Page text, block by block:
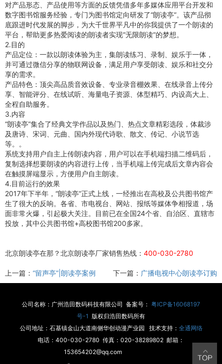
对产品形态、产品使用等方面的反馈凭借多年多媒体应用平台开发和
数字图书馆服务经验，专门为图书馆定向研发了“朗读亭”。该产品彻
底跟进时代发展的脚步，为大千世界平凡中的你我提供了一个朗读的
平台，帮助更多热爱阅读的朗读者实现“无限朗读”的梦想。
2.目的
产品定位：一款以朗读体验为主，集朗读练习、录制、娱乐于一体，
并可通过微信分享的物联网设备，满足用户享受朗读、娱乐和社交分
享的需求。
产品特色：顶尖高品质音效设备、专业录音棚效果、在线录音上传分
享、智能评分、在线试听、海量电子资源、体型精巧、内设高大上、
全程自助服务。
3.内容
“朗读亭”集合了经典文学作品以及热门、热点文章精彩选段，体裁涉
及唐诗、宋词、元曲、国内外现代诗歌、散文、传记、小说节选
等。。
系统支持用户自主上传朗读内容，用户可以在手机端扫描二维码后，
复制选择想要朗读的内容进行上传，当手机端上传完成后文章内容会
在触摸屏端显示，方便用户自主朗读。
4.目前运行的效果
2017年下半年，“朗读亭”正式上线，一经推出在高校及公共图书馆产
生了很大的反响。各省、市电视台、网站、报纸等媒体争相报道，场
面非常火爆，引起极大关注。目前已在全国24个省、自治区、直辖市
投放，其中公共图书馆+高校图书馆200多家。
北京朗读亭在那？北京朗读亭厂家销售热线： 400-030-2780
上一篇： “留声亭”|朗读亭案例 下一篇： 广播电视中心朗读亭订购
公司名称：广州浩田数码科技有限公司 备案号： 粤ICP备16068197
号-1 版权归浩田数码所有
公司地址：石基镇金山大道南侧华创动漫产业园 技术支持： 全通网络
电话：400-030-2780 传真：020-38289802 邮箱：
153654202@qq.com